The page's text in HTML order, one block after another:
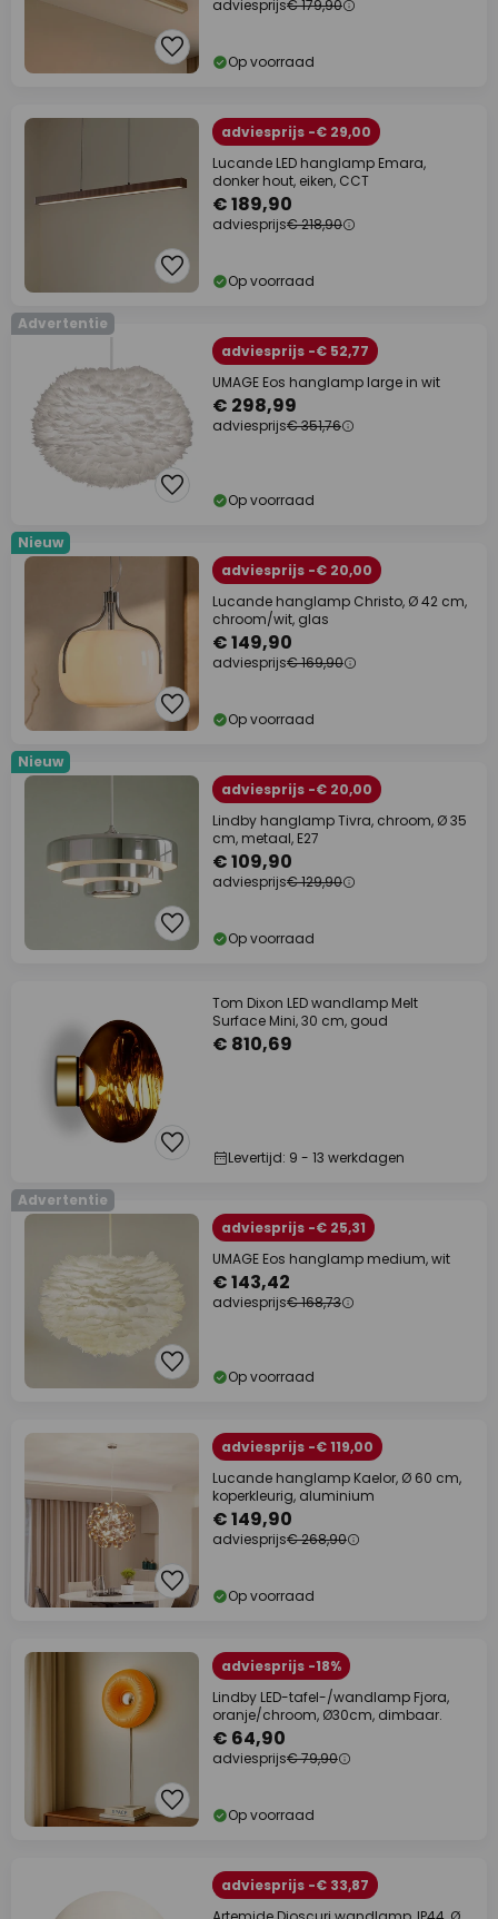
adviesprijs€ 179,90
Op voorraad
adviesprijs -€ 29,00
Lucande LED hanglamp Emara,
donker hout, eiken, CCT
€ 189,90
adviesprijs€ 218,90
Op voorraad
Advertentie
adviesprijs -€ 52,77
UMAGE Eos hanglamp large in wit
€ 298,99
adviesprijs€ 351,76
Op voorraad
Nieuw
adviesprijs -€ 20,00
Lucande hanglamp Christo, Ø 42 cm,
chroom/wit, glas
€ 149,90
adviesprijs€ 169,90
Op voorraad
Nieuw
adviesprijs -€ 20,00
Lindby hanglamp Tivra, chroom, Ø 35
cm, metaal, E27
€ 109,90
adviesprijs€ 129,90
Op voorraad
Tom Dixon LED wandlamp Melt
Surface Mini, 30 cm, goud
€ 810,69
Levertijd: 9 - 13 werkdagen
Advertentie
adviesprijs -€ 25,31
UMAGE Eos hanglamp medium, wit
€ 143,42
adviesprijs€ 168,73
Op voorraad
adviesprijs -€ 119,00
Lucande hanglamp Kaelor, Ø 60 cm,
koperkleurig, aluminium
€ 149,90
adviesprijs€ 268,90
Op voorraad
adviesprijs -18%
Lindby LED-tafel-/wandlamp Fjora,
oranje/chroom, Ø30cm, dimbaar.
€ 64,90
adviesprijs€ 79,90
Op voorraad
adviesprijs -€ 33,87